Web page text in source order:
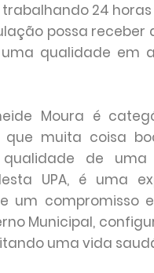
24
possa
qualidade em
Moura é
que muita coisa
qualidade de
UPA, é uma
um compromisso
Municipal,
uma vida